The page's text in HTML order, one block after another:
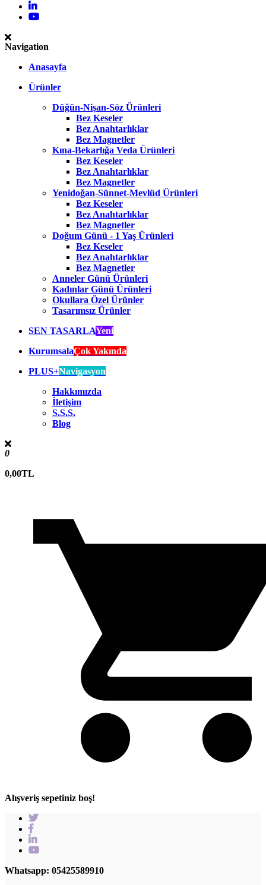
Navigation
Anasayfa
Ürünler
Düğün-Nişan-Söz Ürünleri
Bez Keseler
Bez Anahtarlıklar
Bez Magnetler
Kına-Bekarlığa Veda Ürünleri
Bez Keseler
Bez Anahtarlıklar
Bez Magnetler
Yenidoğan-Sünnet-Mevlüd Ürünleri
Bez Keseler
Bez Anahtarlıklar
Bez Magnetler
Doğum Günü - 1 Yaş Ürünleri
Bez Keseler
Bez Anahtarlıklar
Bez Magnetler
Anneler Günü Ürünleri
Kadınlar Günü Ürünleri
Okullara Özel Ürünler
Tasarımsız Ürünler
SEN TASARLAYeni
KurumsalaÇok Yakında
PLUS+Navigasyon
Hakkımızda
İletişim
S.S.S.
Blog
0
0,00TL
Alışveriş sepetiniz boş!
Whatsapp: 05425589910